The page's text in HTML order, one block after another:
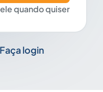
quando quiser
Faça login